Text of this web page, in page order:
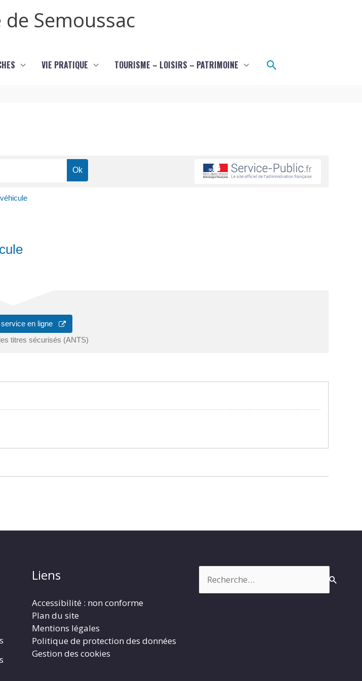
Semoussac
VIE PRATIQUE TOURISME – LOISIRS – PATRIMOINE Rechercher
en ligne
titres sécurisés (ANTS)
Liens
Accessibilité : non conforme
Plan du site
Mentions légales
Politique de protection des données
Gestion des cookies